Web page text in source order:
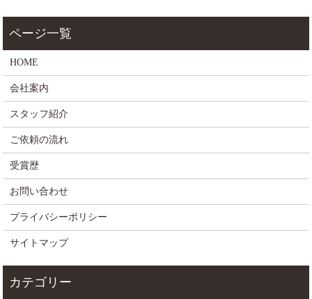
HOME
会社案内
スタッフ紹介
ご依頼の流れ
受賞歴
お問い合わせ
プライバシーポリシー
サイトマップ